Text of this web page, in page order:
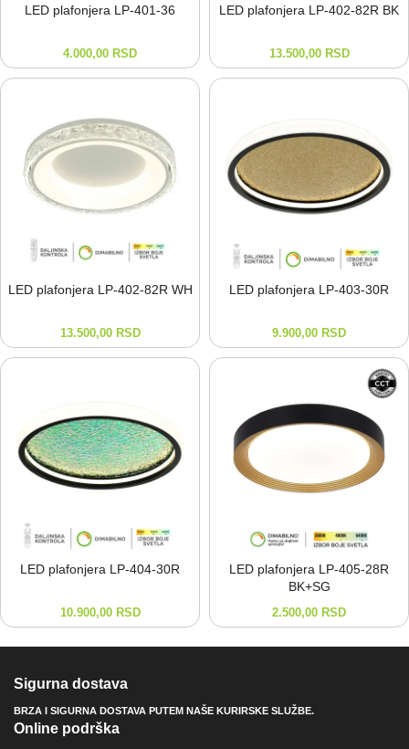
LED plafonjera LP-⁠401-⁠36
4.000,00 RSD
LED plafonjera LP-⁠402-⁠82R BK
13.500,00 RSD
LED plafonjera LP-⁠402-⁠82R WH
13.500,00 RSD
LED plafonjera LP-⁠403-⁠30R
9.900,00 RSD
LED plafonjera LP-⁠404-⁠30R
10.900,00 RSD
LED plafonjera LP-⁠405-⁠28R
BK+SG
2.500,00 RSD
Sigurna dostava
BRZA I SIGURNA DOSTAVA PUTEM NAŠE KURIRSKE SLUŽBE.
Online podrška